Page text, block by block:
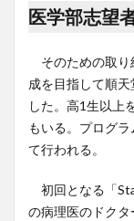
医学部志望
そのための取り
成を目指して順
した。高1生以上
もいる。プログ
て行われる。
初回となる「
の病理医のドク